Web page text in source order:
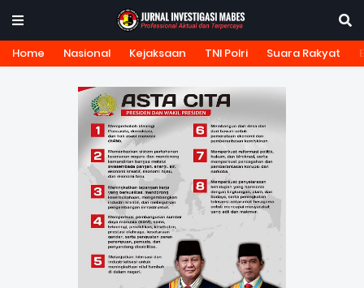
Home Nasional Kejaksaan TNI Polri Suara Rakyat